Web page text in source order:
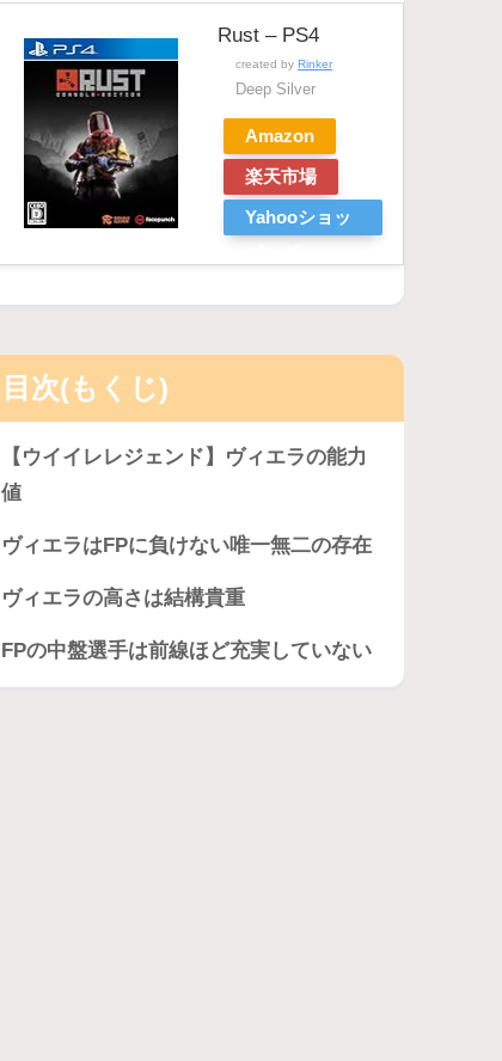
Rust – PS4
created by Rinker
Deep Silver
Amazon
楽天市場
Yahooショッ
目次(もくじ)
【ウイイレレジェンド】ヴィエラの能力
値
ヴィエラはFPに負けない唯一無二の存在
ヴィエラの高さは結構貴重
FPの中盤選手は前線ほど充実していない